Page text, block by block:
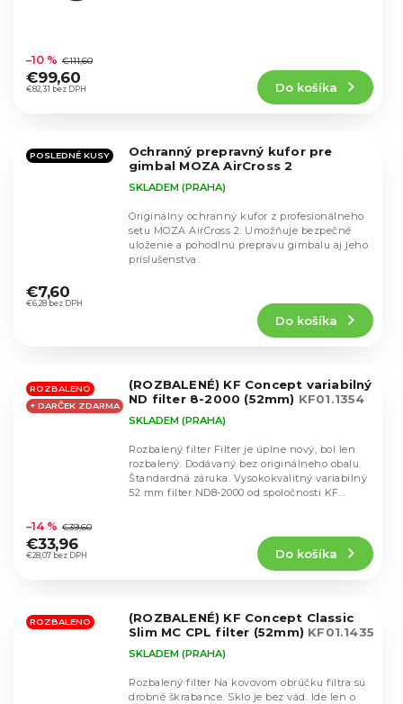
hodnotenie
produktu
je
hviezdičiek.
€82,31 bez DPH
–10 % €111,60
€99,60
Do košíka
POSLEDNÉ KUSY
Ochranný prepravný kufor pre
gimbal MOZA AirCross 2
hodnotenie
produktu
hviezdičiek.
SKLADEM (PRAHA)
€6,28 bez DPH
€7,60
Do košíka
Originálny ochranný kufor z profesionálneho
setu MOZA AirCross 2. Umožňuje bezpečné
uloženie a pohodlnú prepravu gimbalu aj jeho
príslušenstva.
ROZBALENO
+ DARČEK ZDARMA
(ROZBALENÉ) KF Concept variabilný
ND filter 8-2000 (52mm) KF01.1354
hodnotenie
produktu
je
hviezdičiek.
SKLADEM (PRAHA)
€28,07 bez DPH
–14 % €39,60
€33,96
Do košíka
Rozbalený filter Filter je úplne nový, bol len
rozbalený. Dodávaný bez originálneho obalu.
Štandardná záruka. Vysokokvalitný variabilný
52 mm filter ND8-2000 od spoločnosti KF...
ROZBALENO
(ROZBALENÉ) KF Concept Classic
Slim MC CPL filter (52mm) KF01.1435
SKLADEM (PRAHA)
Rozbalený filter Na kovovom obrúčku filtra sú
drobné škrabance. Sklo je bez vád. Ide len o